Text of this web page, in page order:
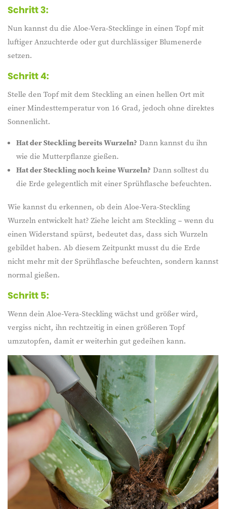
Schritt 3:
Nun kannst du die Aloe-Vera-Stecklinge in einen Topf mit
luftiger Anzuchterde oder gut durchlässiger Blumenerde
setzen.
Schritt 4:
Stelle den Topf mit dem Steckling an einen hellen Ort mit
einer Mindesttemperatur von 16 Grad, jedoch ohne direktes
Sonnenlicht.
Hat der Steckling bereits Wurzeln? Dann kannst du ihn
wie die Mutterpflanze gießen.
Hat der Steckling noch keine Wurzeln? Dann solltest du
die Erde gelegentlich mit einer Sprühflasche befeuchten.
Wie kannst du erkennen, ob dein Aloe-Vera-Steckling
Wurzeln entwickelt hat? Ziehe leicht am Steckling – wenn du
einen Widerstand spürst, bedeutet das, dass sich Wurzeln
gebildet haben. Ab diesem Zeitpunkt musst du die Erde
nicht mehr mit der Sprühflasche befeuchten, sondern kannst
normal gießen.
Schritt 5:
Wenn dein Aloe-Vera-Steckling wächst und größer wird,
vergiss nicht, ihn rechtzeitig in einen größeren Topf
umzutopfen, damit er weiterhin gut gedeihen kann.